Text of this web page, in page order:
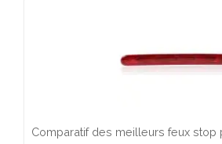
Comparatif des meilleurs feux stop